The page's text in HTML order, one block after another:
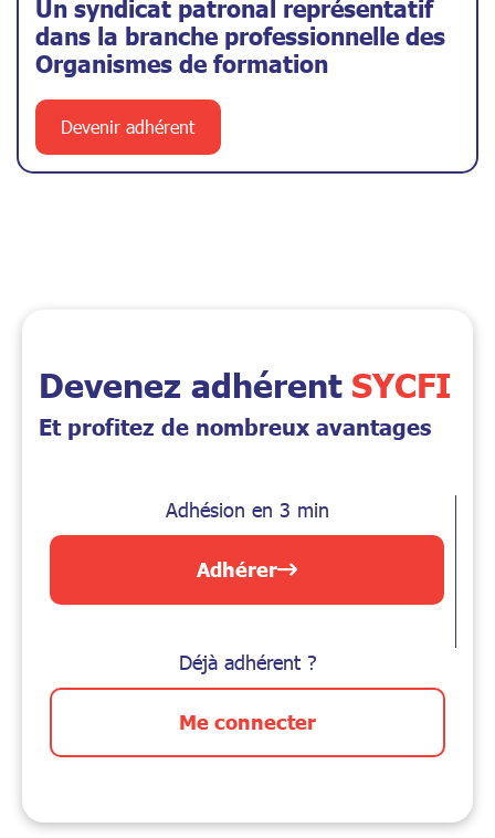
Un syndicat patronal représentatif
dans la branche professionnelle des
Organismes de formation
Devenir adhérent
Devenez adhérent SYCFI
Et profitez de nombreux avantages
Adhésion en 3 min
Adhérer
Déjà adhérent ?
Me connecter